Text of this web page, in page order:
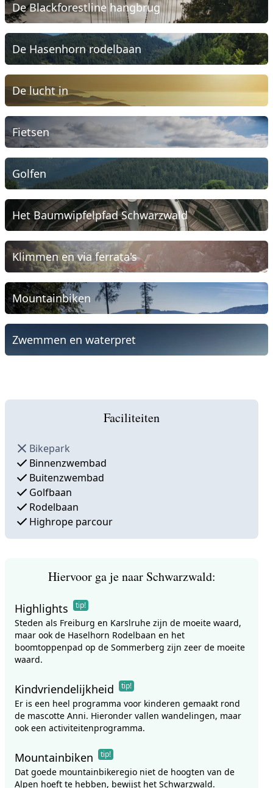
De Blackforestline hangbrug
De Hasenhorn rodelbaan
De lucht in
Fietsen
Golfen
Het Baumwipfelpfad Schwarzwald
Klimmen en via ferrata's
Mountainbiken
Zwemmen en waterpret
Faciliteiten
Bikepark
Binnenzwembad
Buitenzwembad
Golfbaan
Rodelbaan
Highrope parcour
Hiervoor ga je naar Schwarzwald:
Highlights tip!
Steden als Freiburg en Karslruhe zijn de moeite waard,
maar ook de Haselhorn Rodelbaan en het
boomtoppenpad op de Sommerberg zijn zeer de moeite
waard.
Kindvriendelijkheid tip!
Er is een heel programma voor kinderen gemaakt rond
de mascotte Anni. Hieronder vallen wandelingen, maar
ook een activiteitenprogramma.
Mountainbiken tip!
Dat goede mountainbikeregio niet de hoogten van de
Alpen hoeft te hebben, bewijst het Schwarzwald.